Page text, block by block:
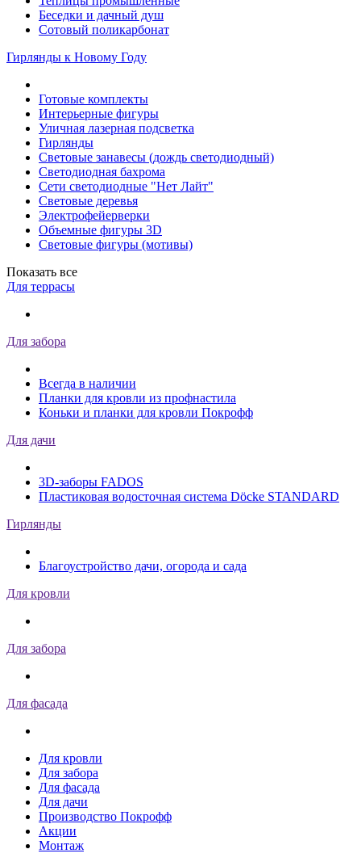
Беседки и дачный душ
Сотовый поликарбонат
Гирлянды к Новому Году
Готовые комплекты
Интерьерные фигуры
Уличная лазерная подсветка
Гирлянды
Световые занавесы (дождь светодиодный)
Светодиодная бахрома
Сети светодиодные "Нет Лайт"
Световые деревья
Электрофейерверки
Объемные фигуры 3D
Световые фигуры (мотивы)
Показать все
Для террасы
Для забора
Всегда в наличии
Планки для кровли из профнастила
Коньки и планки для кровли Покрофф
Для дачи
3D-заборы FADOS
Пластиковая водосточная система Döcke STANDARD
Гирлянды
Благоустройство дачи, огорода и сада
Для кровли
Для забора
Для фасада
Для кровли
Для забора
Для фасада
Для дачи
Производство Покрофф
Акции
Монтаж